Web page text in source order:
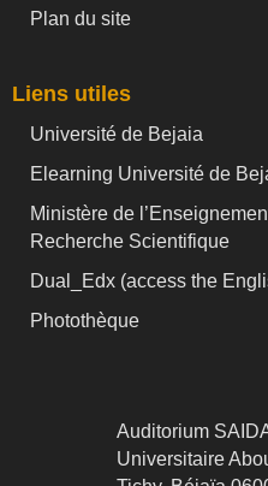
Plan du site
Liens utiles
Université de Bejaia
Elearning Université de
Ministère de
Recherche Scientifique
Dual_Edx (access the
Photothèque
Auditorium
Universitaire